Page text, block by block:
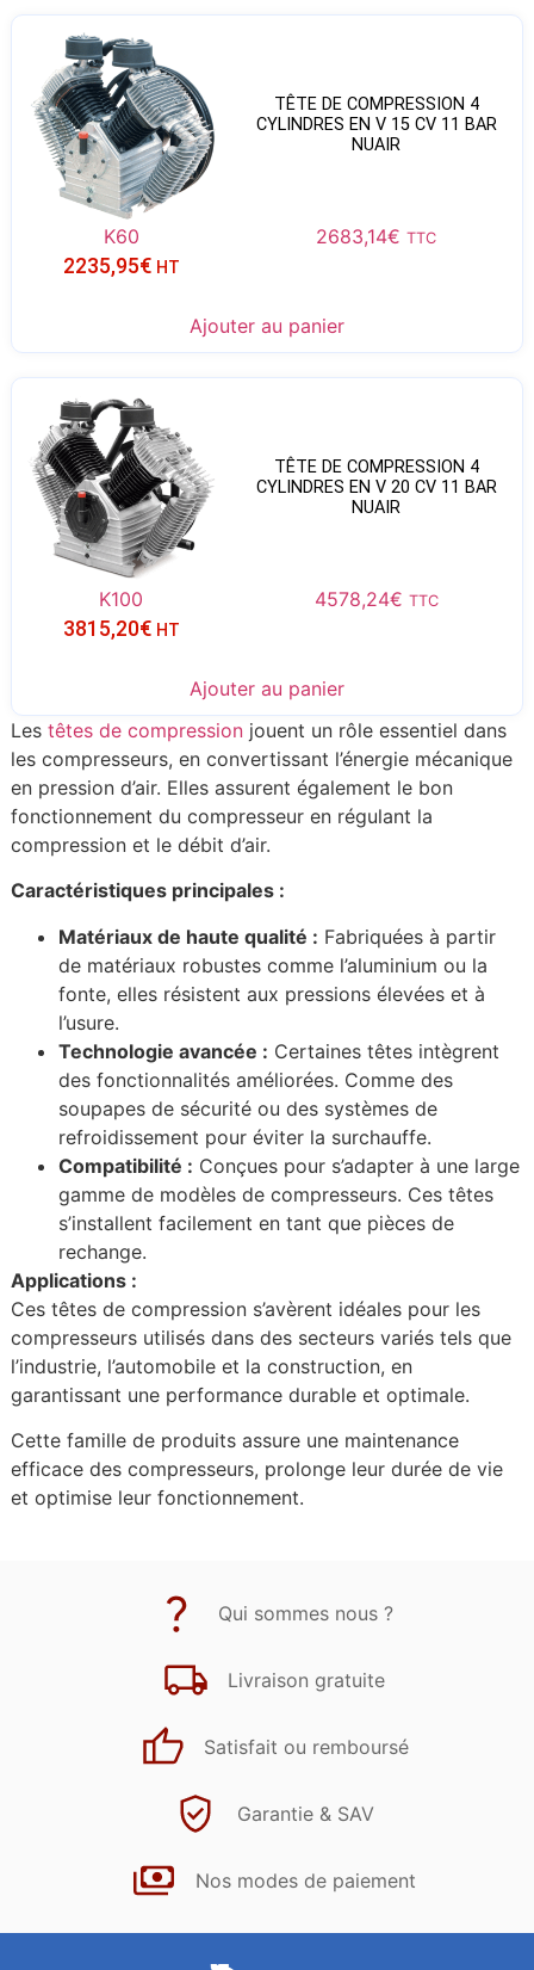
TÊTE DE COMPRESSION 4
CYLINDRES EN V 15 CV 11 BAR
NUAIR
K60 2683,14€ TTC
2235,95€ HT
Ajouter au panier
TÊTE DE COMPRESSION 4
CYLINDRES EN V 20 CV 11 BAR
NUAIR
K100 4578,24€ TTC
3815,20€ HT
Ajouter au panier
Les têtes de compressionjouent un rôle essentiel dans
les compresseurs, en convertissant l’énergie mécanique
en pression d’air. Elles assurent également le bon
fonctionnement du compresseur en régulant la
compression et le débit d’air.
Caractéristiques principales :
Matériaux de haute qualité : Fabriquées à partir
de matériaux robustes comme l’aluminium ou la
fonte, elles résistent aux pressions élevées et à
l’usure.
Technologie avancée : Certaines têtes intègrent
des fonctionnalités améliorées. Comme des
soupapes de sécurité ou des systèmes de
refroidissement pour éviter la surchauffe.
Compatibilité : Conçues pour s’adapter à une large
gamme de modèles de compresseurs. Ces têtes
s’installent facilement en tant que pièces de
rechange.
Applications :
Ces têtes de compression s’avèrent idéales pour les
compresseurs utilisés dans des secteurs variés tels que
l’industrie, l’automobile et la construction, en
garantissant une performance durable et optimale.
Cette famille de produits assure une maintenance
efficace des compresseurs, prolonge leur durée de vie
et optimise leur fonctionnement.
Qui sommes nous ?
Livraison gratuite
Satisfait ou remboursé
Garantie & SAV
Nos modes de paiement